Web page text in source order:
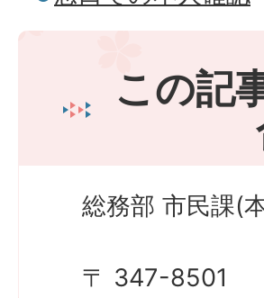
この記
総務部 市民課(
〒 347-8501